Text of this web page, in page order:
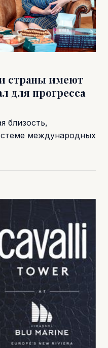
страны имеют
для прогресса
близость,
международных